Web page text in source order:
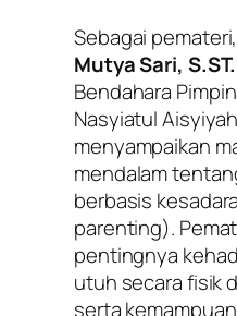
Sebagai pemateri,
Mutya Sari,
Bendahara
Nasyiatul
menyampaikan
mendalam
berbasis
parenting).
pentingnya
utuh secara fisik
serta